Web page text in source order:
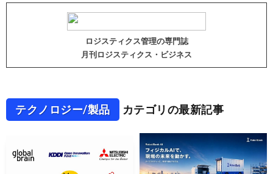
ロジスティクス管理の専門誌
月刊ロジスティクス・ビジネス
テクノロジー/製品 カテゴリの最新記事